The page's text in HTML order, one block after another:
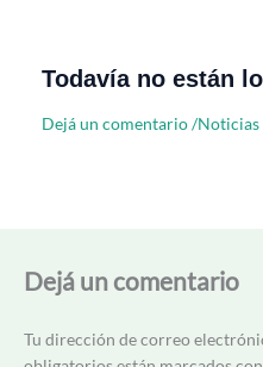
Todavía no están
Dejá un comentario/Noticias
Dejá un comentario
Tu dirección de correo